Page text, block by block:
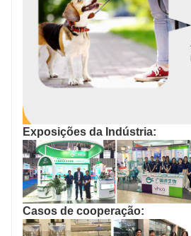
Exposições da Indústria:
Casos de cooperação: